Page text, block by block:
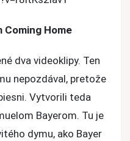
Coming Home
dva videoklipy. Ten
nepozdával, pretože
Vytvorili teda
Bayerom. Tu je
dymu, ako Bayer